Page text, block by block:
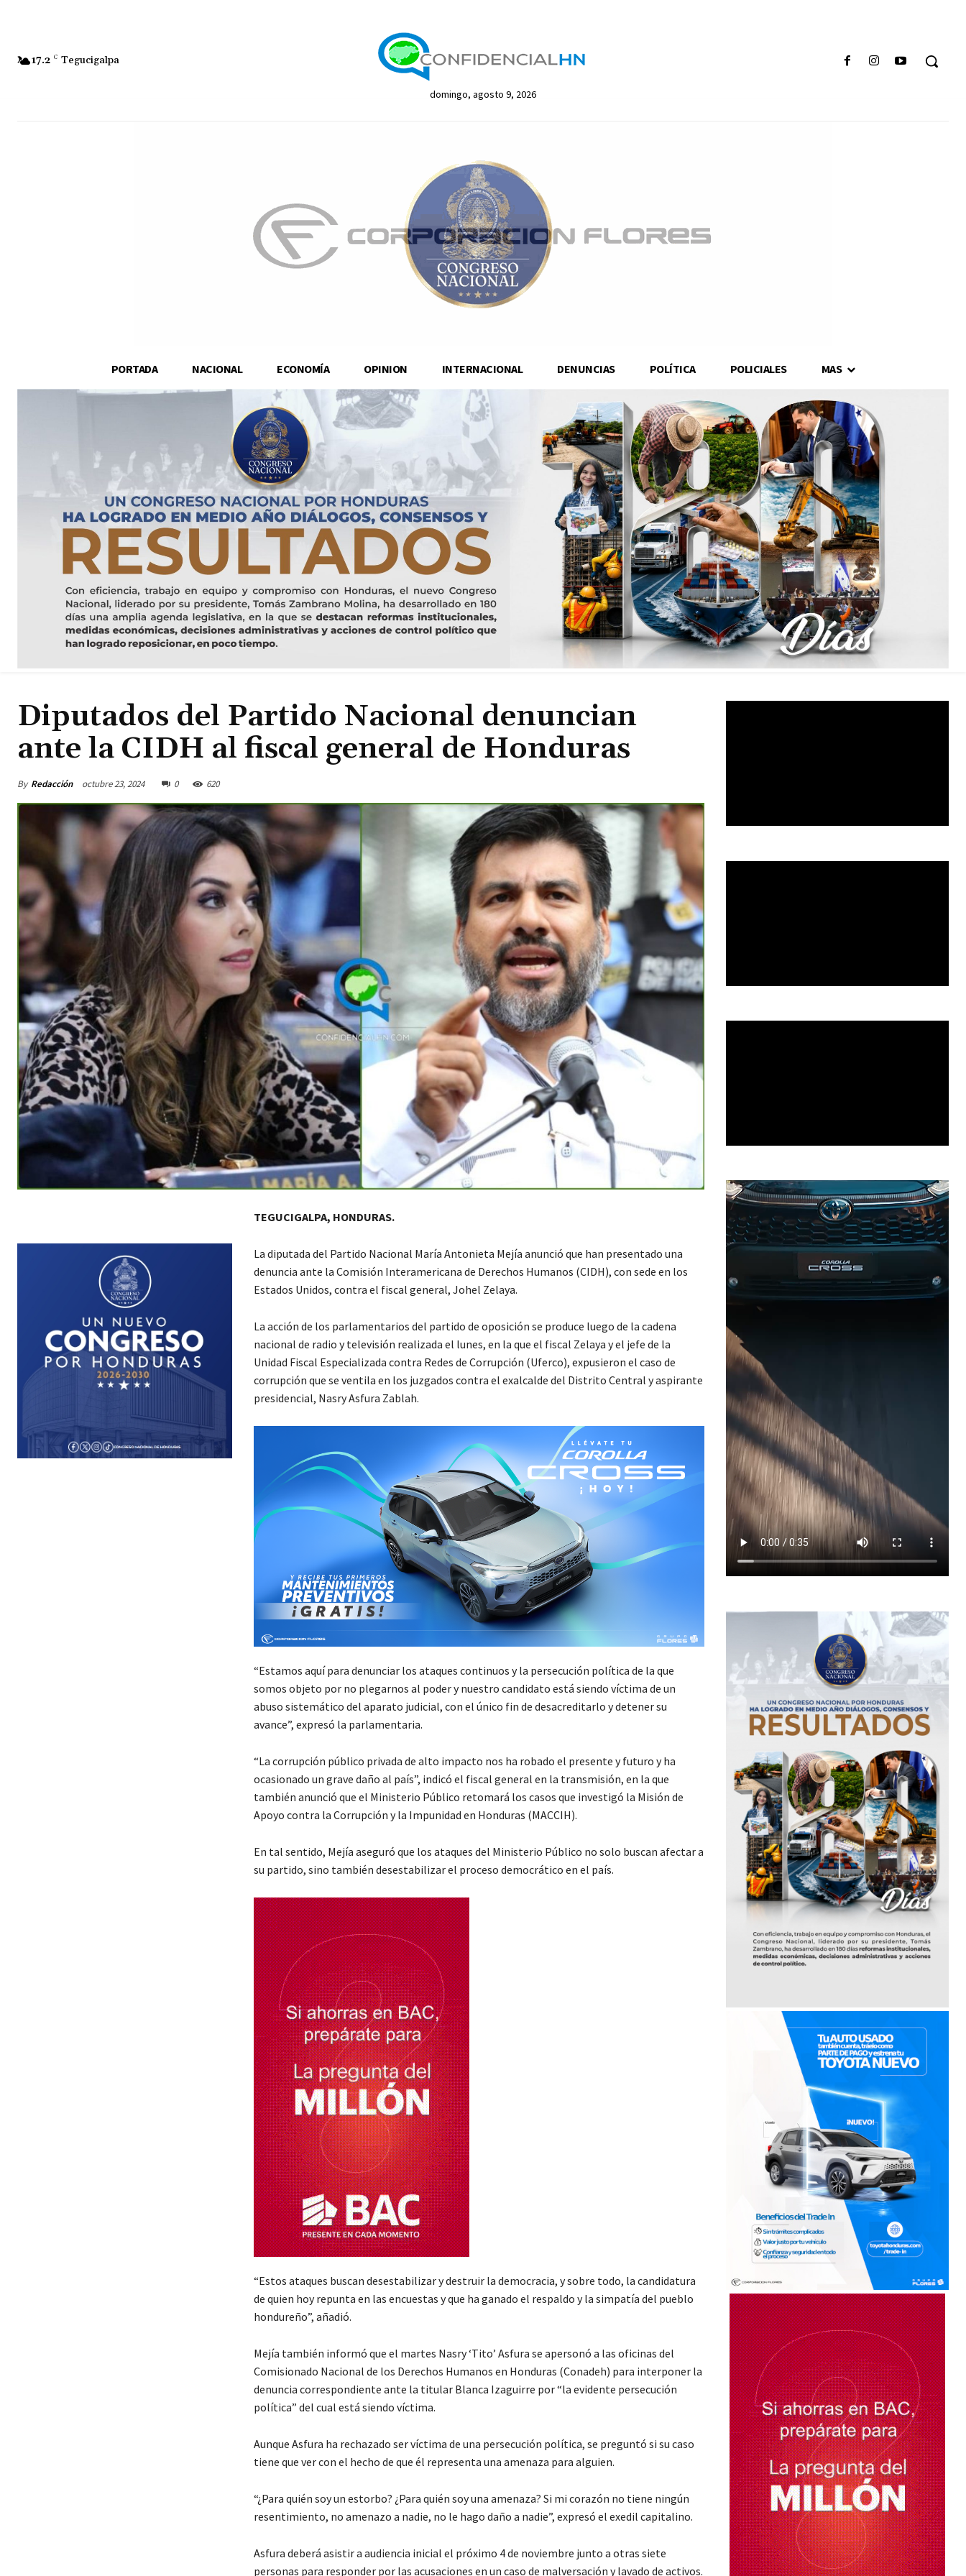
17.2 C Tegucigalpa
domingo, agosto 9, 2026
PORTADA NACIONAL ECONOMÍA OPINION INTERNACIONAL DENUNCIAS POLÍTICA POLICIALES MAS
Diputados del Partido Nacional denuncian
ante la CIDH al fiscal general de Honduras
By Redacción octubre 23, 2024 0 620
TEGUCIGALPA, HONDURAS.
La diputada del Partido Nacional María Antonieta Mejía anunció que han presentado una
denuncia ante la Comisión Interamericana de Derechos Humanos (CIDH), con sede en los
Estados Unidos, contra el fiscal general, Johel Zelaya.
La acción de los parlamentarios del partido de oposición se produce luego de la cadena
nacional de radio y televisión realizada el lunes, en la que el fiscal Zelaya y el jefe de la
Unidad Fiscal Especializada contra Redes de Corrupción (Uferco), expusieron el caso de
corrupción que se ventila en los juzgados contra el exalcalde del Distrito Central y aspirante
presidencial, Nasry Asfura Zablah.
“Estamos aquí para denunciar los ataques continuos y la persecución política de la que
somos objeto por no plegarnos al poder y nuestro candidato está siendo víctima de un
abuso sistemático del aparato judicial, con el único fin de desacreditarlo y detener su
avance”, expresó la parlamentaria.
“La corrupción público privada de alto impacto nos ha robado el presente y futuro y ha
ocasionado un grave daño al país”, indicó el fiscal general en la transmisión, en la que
también anunció que el Ministerio Público retomará los casos que investigó la Misión de
Apoyo contra la Corrupción y la Impunidad en Honduras (MACCIH).
En tal sentido, Mejía aseguró que los ataques del Ministerio Público no solo buscan afectar a
su partido, sino también desestabilizar el proceso democrático en el país.
“Estos ataques buscan desestabilizar y destruir la democracia, y sobre todo, la candidatura
de quien hoy repunta en las encuestas y que ha ganado el respaldo y la simpatía del pueblo
hondureño”, añadió.
Mejía también informó que el martes Nasry ‘Tito’ Asfura se apersonó a las oficinas del
Comisionado Nacional de los Derechos Humanos en Honduras (Conadeh) para interponer la
denuncia correspondiente ante la titular Blanca Izaguirre por “la evidente persecución
política” del cual está siendo víctima.
Aunque Asfura ha rechazado ser víctima de una persecución política, se preguntó si su caso
tiene que ver con el hecho de que él representa una amenaza para alguien.
“¿Para quién soy un estorbo? ¿Para quién soy una amenaza? Si mi corazón no tiene ningún
resentimiento, no amenazo a nadie, no le hago daño a nadie”, expresó el exedil capitalino.
Asfura deberá asistir a audiencia inicial el próximo 4 de noviembre junto a otras siete
personas para responder por las acusaciones en un caso de malversación y lavado de activos.